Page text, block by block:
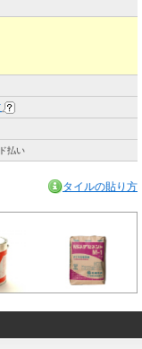
払い
タイルの貼り方